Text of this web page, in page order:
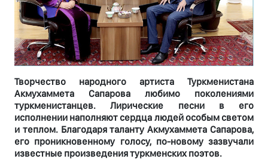
Творчество народного артиста Туркменистана
Акмухаммета Сапарова любимо поколениями
туркменистанцев. Лирические песни в его
исполнении наполняют сердца людей особым светом
и теплом. Благодаря таланту Акмухаммета Сапарова,
его проникновенному голосу, по-новому зазвучали
известные произведения туркменских поэтов.